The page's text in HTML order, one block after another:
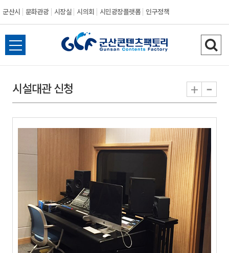
군산시 문화관광 시장실 시의회 시민광장플랫폼 인구정책
전
체
뉴
열
검
색
기
시설대관 신청 + -